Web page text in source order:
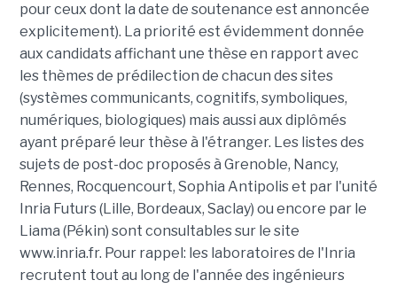
pour ceux dont la date de soutenance est annoncée
explicitement). La priorité est évidemment donnée
aux candidats affichant une thèse en rapport avec
les thèmes de prédilection de chacun des sites
(systèmes communicants, cognitifs, symboliques,
numériques, biologiques) mais aussi aux diplômés
ayant préparé leur thèse à l'étranger. Les listes des
sujets de post-doc proposés à Grenoble, Nancy,
Rennes, Rocquencourt, Sophia Antipolis et par l'unité
Inria Futurs (Lille, Bordeaux, Saclay) ou encore par le
Liama (Pékin) sont consultables sur le site
www.inria.fr. Pour rappel: les laboratoires de l'Inria
recrutent tout au long de l'année des ingénieurs